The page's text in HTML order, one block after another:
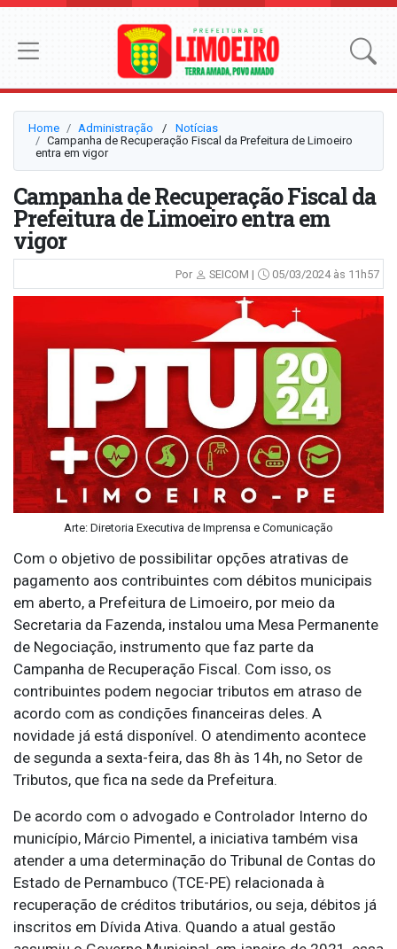
Home Administração ⠀/⠀ Notícias
Campanha de Recuperação Fiscal da Prefeitura de Limoeiro
entra em vigor
Campanha de Recuperação Fiscal da
Prefeitura de Limoeiro entra em
vigor
Por SEICOM | 05/03/2024 às 11h57
Arte: Diretoria Executiva de Imprensa e Comunicação
Com o objetivo de possibilitar opções atrativas de
pagamento aos contribuintes com débitos municipais
em aberto, a Prefeitura de Limoeiro, por meio da
Secretaria da Fazenda, instalou uma Mesa Permanente
de Negociação, instrumento que faz parte da
Campanha de Recuperação Fiscal. Com isso, os
contribuintes podem negociar tributos em atraso de
acordo com as condições financeiras deles. A
novidade já está disponível. O atendimento acontece
de segunda a sexta-feira, das 8h às 14h, no Setor de
Tributos, que fica na sede da Prefeitura.
De acordo com o advogado e Controlador Interno do
município, Márcio Pimentel, a iniciativa também visa
atender a uma determinação do Tribunal de Contas do
Estado de Pernambuco (TCE-PE) relacionada à
recuperação de créditos tributários, ou seja, débitos já
inscritos em Dívida Ativa. Quando a atual gestão